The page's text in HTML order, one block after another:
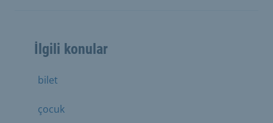
İlgili konular
bilet
çocuk